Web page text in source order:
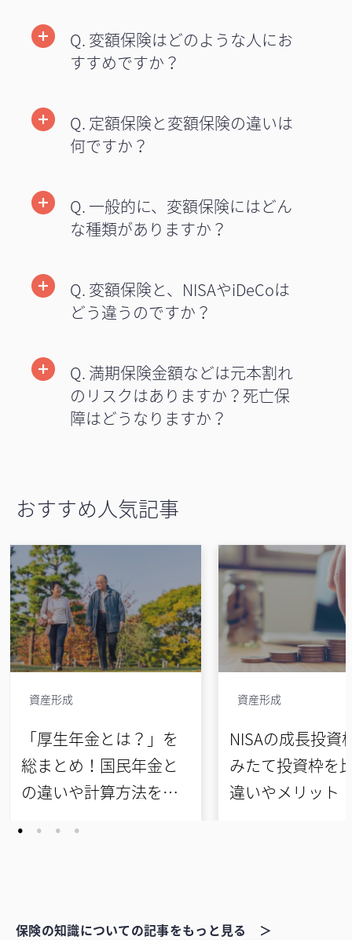
Q. 変額保険はどのような人にお
すすめですか？
Q. 定額保険と変額保険の違いは
何ですか？
Q. 一般的に、変額保険にはどん
な種類がありますか？
Q. 変額保険と、NISAやiDeCoは
どう違うのですか？
Q. 満期保険金額などは元本割れ
のリスクはありますか？死亡保
障はどうなりますか？
おすすめ人気記事
資産形成
「厚生年金とは？」を
総まとめ！国民年金と
の違いや計算方法をわ
資産形成
NISAの成長投資
みたて投資枠を
違いやメリット
保険の知識についての記事をもっと見る ＞